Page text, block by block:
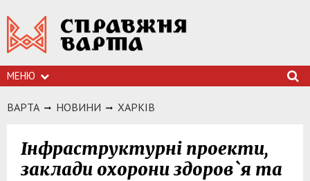
МЕНЮ
ВАРТА НОВИНИ ХАРКIВ
Інфраструктурні проекти,
заклади охорони здоров`я та